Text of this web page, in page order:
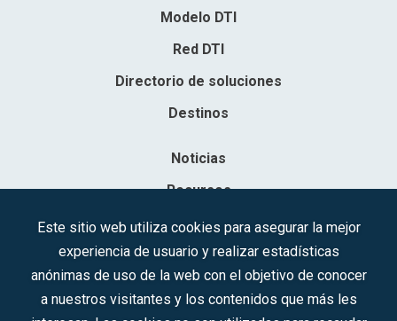
Modelo DTI
Red DTI
Directorio de soluciones
Destinos
Noticias
Recursos
Contacto
Sociedad Mercantil Estatal para la Gestión de la Innovación y las
Este sitio web utiliza cookies para asegurar la mejor
experiencia de usuario y realizar estadísticas
anónimas de uso de la web con el objetivo de conocer
a nuestros visitantes y los contenidos que más les